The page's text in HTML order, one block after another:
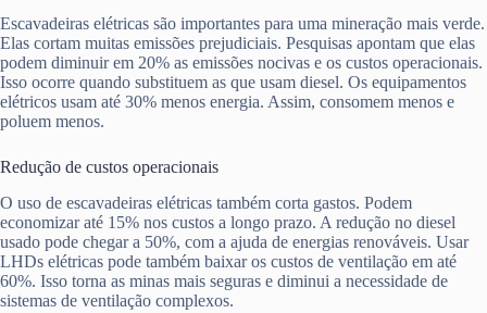
Escavadeiras elétricas são importantes para uma mineração mais verde.
Elas cortam muitas emissões prejudiciais. Pesquisas apontam que elas
podem diminuir em 20% as emissões nocivas e os custos operacionais.
Isso ocorre quando substituem as que usam diesel. Os equipamentos
elétricos usam até 30% menos energia. Assim, consomem menos e
poluem menos.
Redução de custos operacionais
O uso de escavadeiras elétricas também corta gastos. Podem
economizar até 15% nos custos a longo prazo. A redução no diesel
usado pode chegar a 50%, com a ajuda de energias renováveis. Usar
LHDs elétricas pode também baixar os custos de ventilação em até
60%. Isso torna as minas mais seguras e diminui a necessidade de
sistemas de ventilação complexos.